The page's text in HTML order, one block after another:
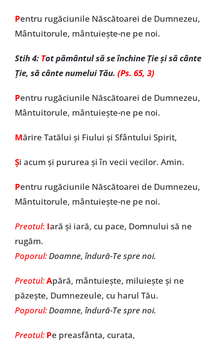
Pentru rugăciunile Născătoarei de Dumnezeu,
Mântuitorule, mântuiește-ne pe noi.
Stih 4: Tot pământul să se închine Ție și să cânte
Ție, să cânte numelui Tău. (Ps. 65, 3)
Pentru rugăciunile Născătoarei de Dumnezeu,
Mântuitorule, mântuiește-ne pe noi.
Mărire Tatălui și Fiului și Sfântului Spirit,
Și acum și pururea și în vecii vecilor. Amin.
Pentru rugăciunile Născătoarei de Dumnezeu,
Mântuitorule, mântuiește-ne pe noi.
Preotul: Iară și iară, cu pace, Domnului să ne
rugăm.
Poporul:Doamne, îndură-Te spre noi.
Preotul:Apără, mântuiește, miluiește și ne
păzește, Dumnezeule, cu harul Tău.
Poporul:Doamne, îndură-Te spre noi.
Preotul: Pe preasfânta, curata,